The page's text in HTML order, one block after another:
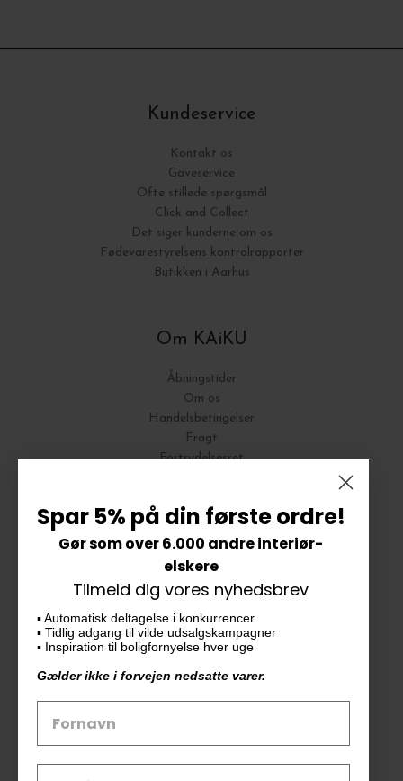
Kundeservice
Kontakt os
Gaveservice
Ofte stillede spørgsmål
Click and Collect
Det siger kunderne om os
Fødevarestyrelsens kontrolrapporter
Butikken i Aarhus
Om KAiKU
Åbningstider
Om os
Handelsbetingelser
Fragt
Fortrydelsesret
Vores butik
KAiKU ApS
Langdalsvej 46, bygning 7
8220 Brabrand
Tlf. 33 11 19 07
CVR-nr. 30715349
Spar 5% på din første ordre!
Gør som over 6.000 andre interiør-
elskere
Tilmeld dig vores nyhedsbrev
▪️ Automatisk deltagelse i konkurrencer
▪️ Tidlig adgang til vilde udsalgskampagner
▪️ Inspiration til boligfornyelse hver uge
Gælder ikke i forvejen nedsatte varer.